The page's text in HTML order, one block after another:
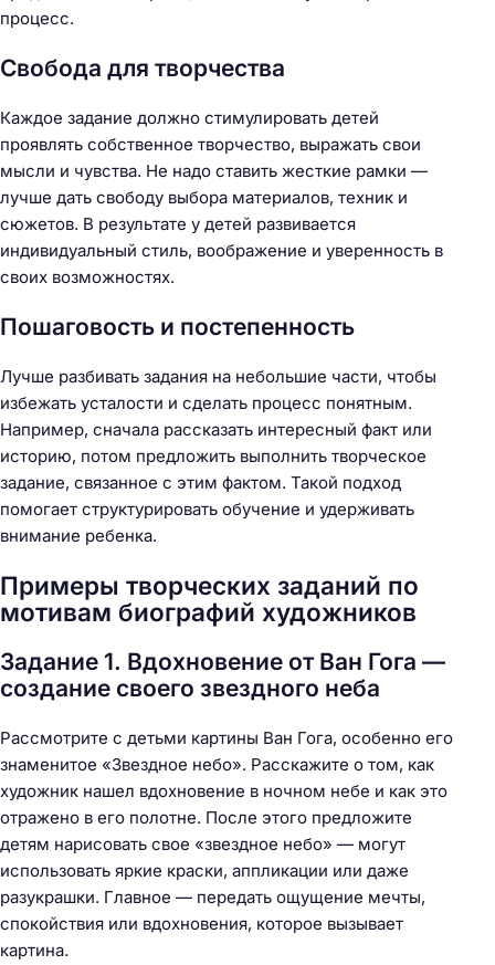
процесс.
Свобода для творчества
Каждое задание должно стимулировать детей
проявлять собственное творчество, выражать свои
мысли и чувства. Не надо ставить жесткие рамки —
лучше дать свободу выбора материалов, техник и
сюжетов. В результате у детей развивается
индивидуальный стиль, воображение и уверенность в
своих возможностях.
Пошаговость и постепенность
Лучше разбивать задания на небольшие части, чтобы
избежать усталости и сделать процесс понятным.
Например, сначала рассказать интересный факт или
историю, потом предложить выполнить творческое
задание, связанное с этим фактом. Такой подход
помогает структурировать обучение и удерживать
внимание ребенка.
Примеры творческих заданий по
мотивам биографий художников
Задание 1. Вдохновение от Ван Гога —
создание своего звездного неба
Рассмотрите с детьми картины Ван Гога, особенно его
знаменитое «Звездное небо». Расскажите о том, как
художник нашел вдохновение в ночном небе и как это
отражено в его полотне. После этого предложите
детям нарисовать свое «звездное небо» — могут
использовать яркие краски, аппликации или даже
разукрашки. Главное — передать ощущение мечты,
спокойствия или вдохновения, которое вызывает
картина.